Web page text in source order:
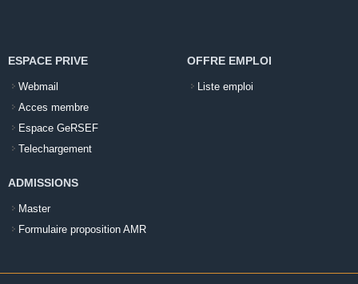
ESPACE PRIVE
Webmail
Acces membre
Espace GeRSEF
Telechargement
OFFRE EMPLOI
Liste emploi
ADMISSIONS
Master
Formulaire proposition AMR